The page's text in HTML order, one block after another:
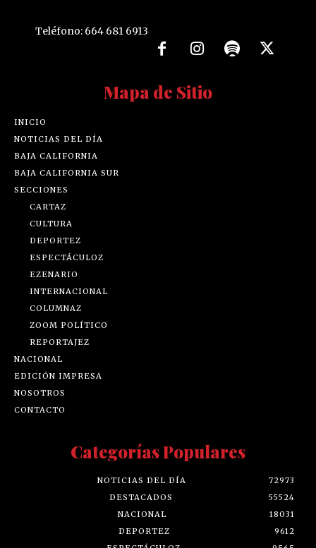
Teléfono: 664 681 6913
Mapa de Sitio
INICIO
NOTICIAS DEL DÍA
BAJA CALIFORNIA
BAJA CALIFORNIA SUR
SECCIONES
CARTAZ
CULTURA
DEPORTEZ
ESPECTÁCULOZ
EZENARIO
INTERNACIONAL
COLUMNAZ
ZOOM POLÍTICO
REPORTAJEZ
NACIONAL
EDICIÓN IMPRESA
NOSOTROS
CONTACTO
Categorías Populares
NOTICIAS DEL DÍA
72973
DESTACADOS
55524
NACIONAL
18031
DEPORTEZ
9612